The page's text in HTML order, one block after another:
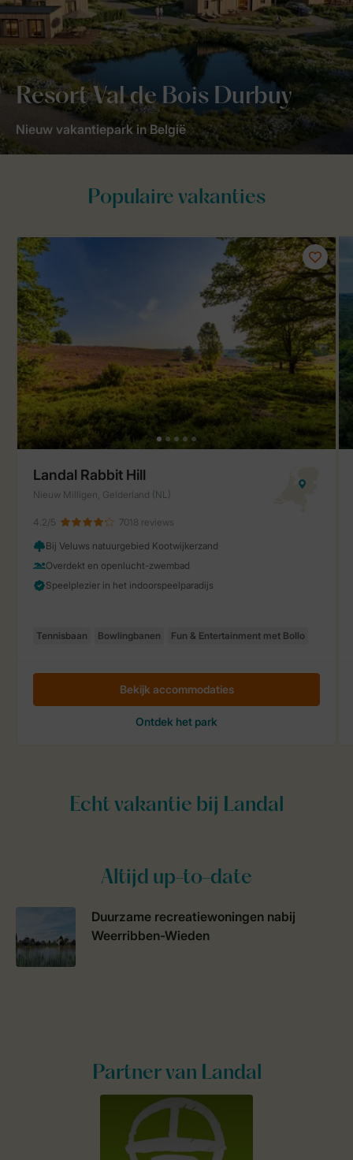
Resort Val de Bois Durbuy
Nieuw vakantiepark in België
Altijd up-to-date
Duurzame recreatiewoningen nabij
Weerribben-Wieden
Partner van Landal